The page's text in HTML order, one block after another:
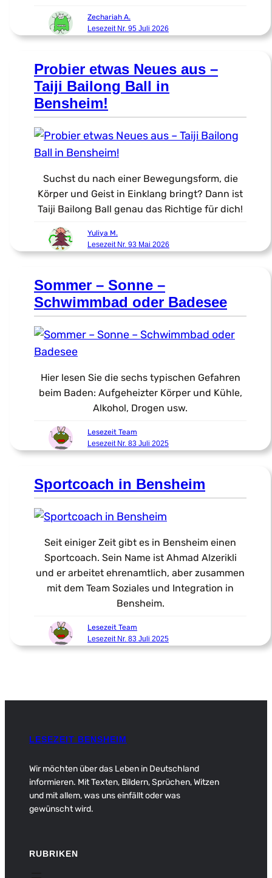
Zechariah A.
Lesezeit Nr. 95 Juli 2026
Probier etwas Neues aus –
Taiji Bailong Ball in
Bensheim!
Suchst du nach einer Bewegungsform, die
Körper und Geist in Einklang bringt? Dann ist
Taiji Bailong Ball genau das Richtige für dich!
Yuliya M.
Lesezeit Nr. 93 Mai 2026
Sommer – Sonne –
Schwimmbad oder Badesee
Hier lesen Sie die sechs typischen Gefahren
beim Baden: Aufgeheizter Körper und Kühle,
Alkohol, Drogen usw.
Lesezeit Team
Lesezeit Nr. 83 Juli 2025
Sportcoach in Bensheim
Seit einiger Zeit gibt es in Bensheim einen
Sportcoach. Sein Name ist Ahmad Alzerikli
und er arbeitet ehrenamtlich, aber zusammen
mit dem Team Soziales und Integration in
Bensheim.
Lesezeit Team
Lesezeit Nr. 83 Juli 2025
LESEZEIT BENSHEIM
Wir möchten über das Leben in Deutschland
informieren. Mit Texten, Bildern, Sprüchen, Witzen
und mit allem, was uns einfällt oder was
gewünscht wird.
RUBRIKEN